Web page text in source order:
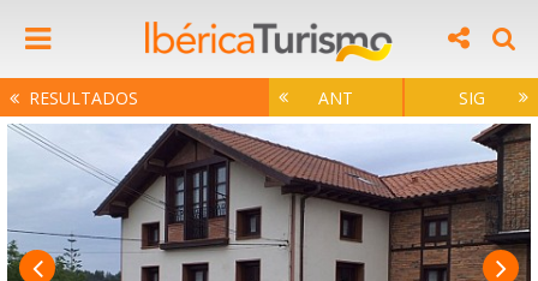
RESULTADOS ANT SIG